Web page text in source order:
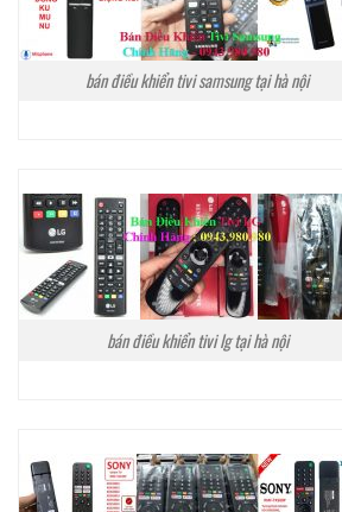
bán điều khiển tivi samsung tại hà nội
bán điều khiển tivi lg tại hà nội